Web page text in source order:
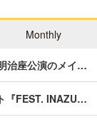
Monthly
治座公演のメイ…
『FEST. INAZU…